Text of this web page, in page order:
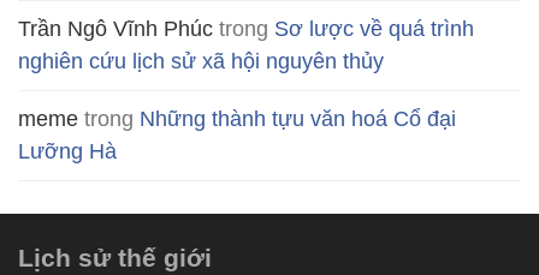
Trần Ngô Vĩnh Phúc trong Sơ lược về quá trình
nghiên cứu lịch sử xã hội nguyên thủy
meme trong Những thành tựu văn hoá Cổ đại
Lưỡng Hà
Lịch sử thế giới